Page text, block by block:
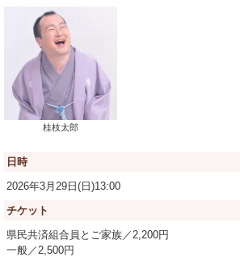
桂枝太郎
日時
2026年3月29日(日)13:00
チケット
県民共済組合員とご家族／2,200円
一般／2,500円